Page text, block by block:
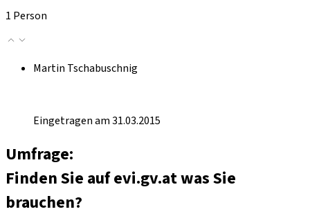
1 Person
Martin Tschabuschnig
Eingetragen am 31.03.2015
Umfrage:
Finden Sie auf evi.gv.at was Sie
brauchen?